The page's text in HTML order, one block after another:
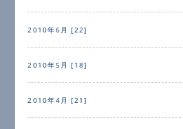
2010年6月 [22]
2010年5月 [18]
2010年4月 [21]